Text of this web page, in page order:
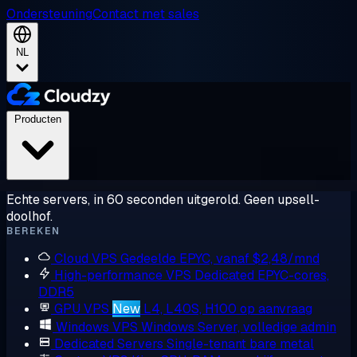
OndersteuningContact met sales
NL
Echte servers, in 60 seconden uitgerold. Geen upsell-
doolhof.
BEREKEN
Cloud VPS Gedeelde EPYC, vanaf $2,48/mnd
High-performance VPS Dedicated EPYC-cores,
DDR5
GPU VPS New L4, L40S, H100 op aanvraag
Windows VPS Windows Server, volledige admin
Dedicated Servers Single-tenant bare metal